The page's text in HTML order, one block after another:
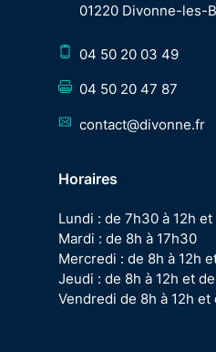
01220 Divonne-les-
04 50 20 03 49
04 50 20 47 87
contact@divonne.fr
Horaires
Lundi : de 7h30 à 12h
Mardi : de 8h à 17h30
Mercredi : de 8h à 12h
Jeudi : de 8h à 12h et
Vendredi de 8h à 12h et